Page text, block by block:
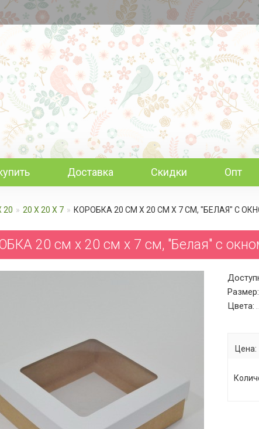
Доставка Скидки Опт
20 20 Х 20 Х 7 КОРОБКА 20 СМ Х 20 СМ Х 7 СМ, "БЕЛАЯ" С
20 см х 20 см х 7 см, "Белая" с
Размер:
Цвета:
Цена: